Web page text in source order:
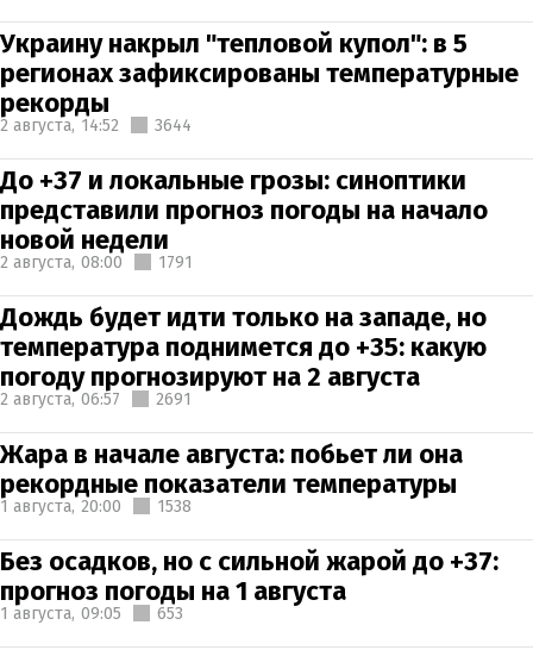
Украину накрыл "тепловой купол": в 5
регионах зафиксированы температурные
рекорды
2 августа, 14:52 3644
До +37 и локальные грозы: синоптики
представили прогноз погоды на начало
новой недели
2 августа, 08:00 1791
Дождь будет идти только на западе, но
температура поднимется до +35: какую
погоду прогнозируют на 2 августа
2 августа, 06:57 2691
Жара в начале августа: побьет ли она
рекордные показатели температуры
1 августа, 20:00 1538
Без осадков, но с сильной жарой до +37:
прогноз погоды на 1 августа
1 августа, 09:05 653